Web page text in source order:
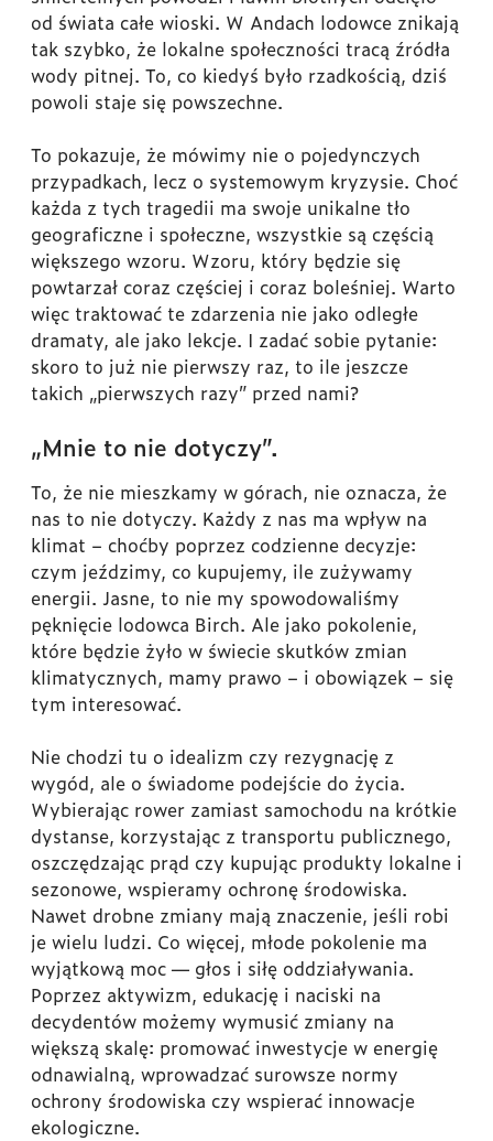
od świata całe wioski. W Andach lodowce znikają
tak szybko, że lokalne społeczności tracą źródła
wody pitnej. To, co kiedyś było rzadkością, dziś
powoli staje się powszechne.
To pokazuje, że mówimy nie o pojedynczych
przypadkach, lecz o systemowym kryzysie. Choć
każda z tych tragedii ma swoje unikalne tło
geograficzne i społeczne, wszystkie są częścią
większego wzoru. Wzoru, który będzie się
powtarzał coraz częściej i coraz boleśniej. Warto
więc traktować te zdarzenia nie jako odległe
dramaty, ale jako lekcje. I zadać sobie pytanie:
skoro to już nie pierwszy raz, to ile jeszcze
takich „pierwszych razy” przed nami?
„Mnie to nie dotyczy”.
To, że nie mieszkamy w górach, nie oznacza, że
nas to nie dotyczy. Każdy z nas ma wpływ na
klimat – choćby poprzez codzienne decyzje:
czym jeździmy, co kupujemy, ile zużywamy
energii. Jasne, to nie my spowodowaliśmy
pęknięcie lodowca Birch. Ale jako pokolenie,
które będzie żyło w świecie skutków zmian
klimatycznych, mamy prawo – i obowiązek – się
tym interesować.
Nie chodzi tu o idealizm czy rezygnację z
wygód, ale o świadome podejście do życia.
Wybierając rower zamiast samochodu na krótkie
dystanse, korzystając z transportu publicznego,
oszczędzając prąd czy kupując produkty lokalne i
sezonowe, wspieramy ochronę środowiska.
Nawet drobne zmiany mają znaczenie, jeśli robi
je wielu ludzi. Co więcej, młode pokolenie ma
wyjątkową moc — głos i siłę oddziaływania.
Poprzez aktywizm, edukację i naciski na
decydentów możemy wymusić zmiany na
większą skalę: promować inwestycje w energię
odnawialną, wprowadzać surowsze normy
ochrony środowiska czy wspierać innowacje
ekologiczne.